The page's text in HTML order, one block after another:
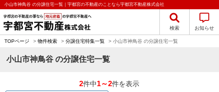
小山市神鳥谷 の分譲住宅一覧｜宇都宮の不動産のことなら宇都宮不動産株式会社
検索 お知らせ
TOPページ > 物件検索 > 分譲住宅特集一覧 > 小山市神鳥谷 の分譲住宅一覧
小山市神鳥谷 の分譲住宅一覧
2件中1～2件を表示